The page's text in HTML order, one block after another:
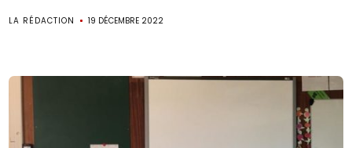
LA RÉDACTION 19 DÉCEMBRE 2022